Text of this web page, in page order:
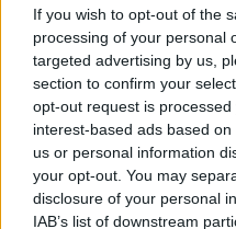
If you wish to opt-out of the
processing of your personal
targeted advertising by us,
section to confirm your
opt-out request is
interest-based ads based
us or personal information
your opt-out. You may
disclosure of your personal
IAB’s list of downstream
forza alloSporting
gli occhi dell’Arsenal,
sull’egizianoElneny.
REDAZIONE
Twitter @Calciopremier